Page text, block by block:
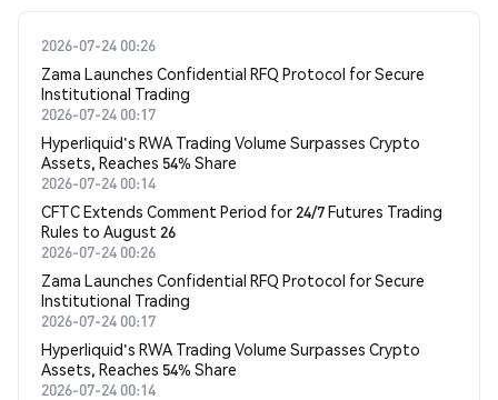
2026-07-24 00:26
Zama Launches Confidential RFQ Protocol for Secure
Institutional Trading
2026-07-24 00:17
Hyperliquid's RWA Trading Volume Surpasses Crypto
Assets, Reaches 54% Share
2026-07-24 00:14
CFTC Extends Comment Period for 24/7 Futures Trading
Rules to August 26
2026-07-24 00:26
Zama Launches Confidential RFQ Protocol for Secure
Institutional Trading
2026-07-24 00:17
Hyperliquid's RWA Trading Volume Surpasses Crypto
Assets, Reaches 54% Share
2026-07-24 00:14